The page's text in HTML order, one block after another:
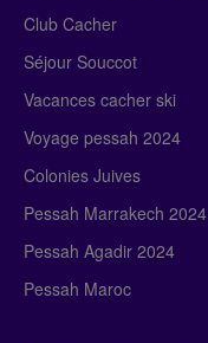
Club Cacher
Séjour Souccot
Vacances cacher ski
Voyage pessah 2024
Colonies Juives
Pessah Marrakech 2024
Pessah Agadir 2024
Pessah Maroc